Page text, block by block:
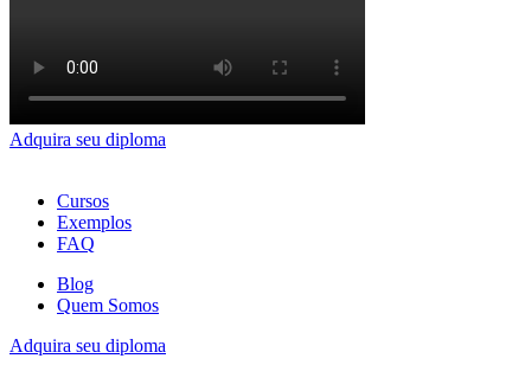
Adquira seu diploma
Cursos
Exemplos
FAQ
Blog
Quem Somos
Adquira seu diploma